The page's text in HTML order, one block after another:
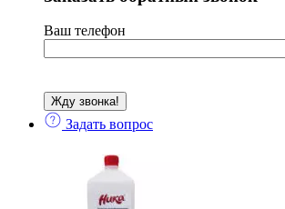
Ваш телефон
Задать вопрос